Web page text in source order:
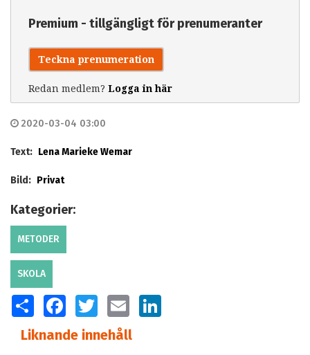
Premium - tillgängligt för prenumeranter
Teckna prenumeration
Redan medlem? Logga in här
2020-03-04 03:00
Text: Lena Marieke Wemar
Bild: Privat
Kategorier:
METODER
SKOLA
SHARE FACEBOOKTWITTER EMAIL
Liknande innehåll